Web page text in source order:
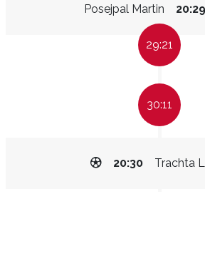
Posejpal Martin 20:29
29:21
30:11
Trachta
20:30